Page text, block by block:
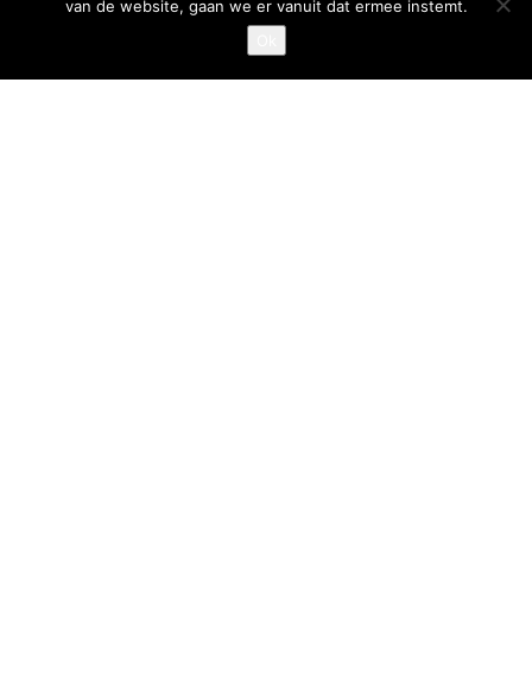
Nederlands Frituurcentrum
van de website, gaan we er vanuit dat ermee instemt.